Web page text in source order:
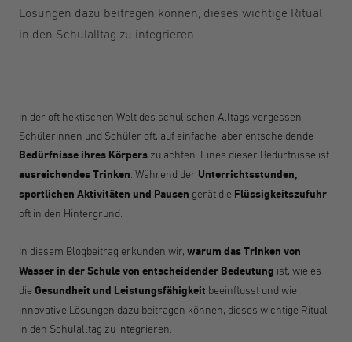
Lösungen dazu beitragen können, dieses wichtige Ritual
in den Schulalltag zu integrieren.
In der oft hektischen Welt des schulischen Alltags vergessen
Schülerinnen und Schüler oft, auf einfache, aber entscheidende
Bedürfnisse ihres Körpers zu achten. Eines dieser Bedürfnisse ist
ausreichendes Trinken . Während der Unterrichtsstunden,
sportlichen Aktivitäten und Pausen gerät die Flüssigkeitszufuhr
oft in den Hintergrund.
In diesem Blogbeitrag erkunden wir, warum das Trinken von
Wasser in der Schule von entscheidender Bedeutung ist, wie es
die Gesundheit und Leistungsfähigkeit beeinflusst und wie
innovative Lösungen dazu beitragen können, dieses wichtige Ritual
in den Schulalltag zu integrieren.